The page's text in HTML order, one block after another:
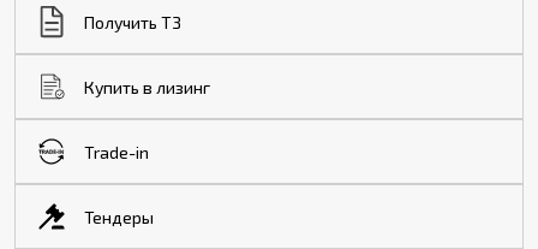
Получить ТЗ
Купить в лизинг
Trade-in
Тендеры